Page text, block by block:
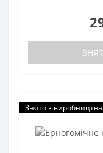
Знято з виробництва